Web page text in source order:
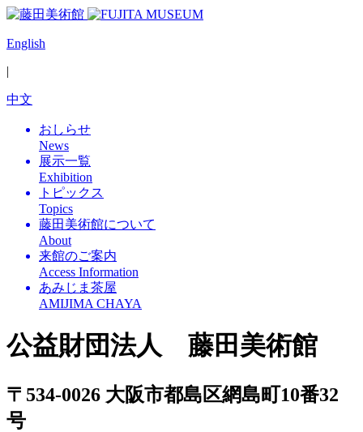
English
|
中文
おしらせ
News
展示一覧
Exhibition
トピックス
Topics
藤田美術館について
About
来館のご案内
Access Information
あみじま茶屋
AMIJIMA CHAYA
公益財団法人 藤田美術館
〒534-0026 大阪市都島区網島町10番32
号